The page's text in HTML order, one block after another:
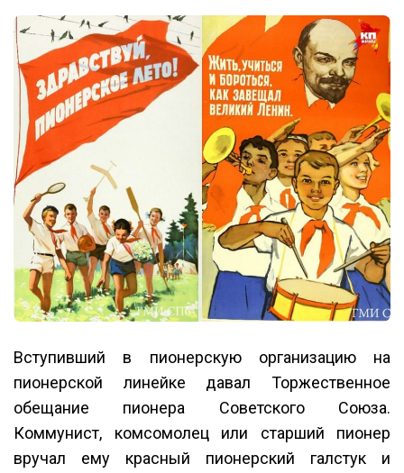
Вступивший в пионерскую организацию на
пионерской линейке давал Торжественное
обещание пионера Советского Союза.
Коммунист, комсомолец или старший пионер
вручал ему красный пионерский галстук и